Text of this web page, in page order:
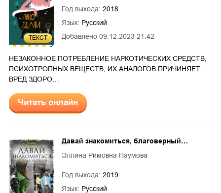
ТЕКСТ
5
Добавлено 09.12.2023 21:42
Год выхода: 2018
Язык: Русский
НЕЗАКОННОЕ ПОТРЕБЛЕНИЕ НАРКОТИЧЕСКИХ СРЕДСТВ,
ПСИХОТРОПНЫХ ВЕЩЕСТВ, ИХ АНАЛОГОВ ПРИЧИНЯЕТ
ВРЕД ЗДОРО…
Читать онлайн
Давай знакомиться, благоверный…
Эллина Римовна Наумова
Год выхода: 2019
Язык: Русский